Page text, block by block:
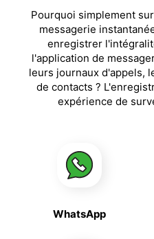
Pourquoi simplement
messagerie
enregistrer
l'application de
leurs journaux d'appels,
de contacts ?
expérience de
WhatsApp